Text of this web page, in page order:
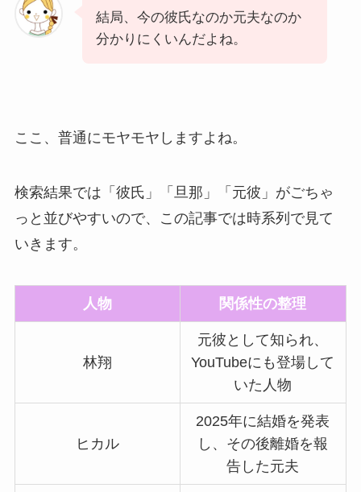
結局、今の彼氏なのか元夫なのか
分かりにくいんだよね。
ここ、普通にモヤモヤしますよね。
検索結果では「彼氏」「旦那」「元彼」がごちゃ
っと並びやすいので、この記事では時系列で見て
いきます。
人物 関係性の整理
林翔
元彼として知られ、
YouTubeにも登場して
いた人物
ヒカル
2025年に結婚を発表
し、その後離婚を報
告した元夫